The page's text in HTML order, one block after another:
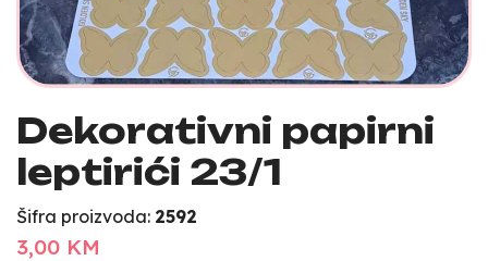
Dekorativni papirni
leptirići 23/1
Šifra proizvoda: 2592
3,00 KM